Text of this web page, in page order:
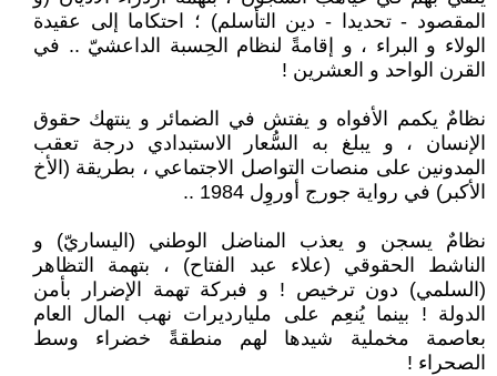
المقصود - تحديدا - دين التأسلم) ؛ احتكاما إلى عقيدة
الولاء و البراء ، و إقامةً لنظام الحِسبة الداعشيّ .. في
القرن الواحد و العشرين !
نظامٌ يكمم الأفواه و يفتش في الضمائر و ينتهك حقوق
الإنسان ، و يبلغ به السُّعار الاستبدادي درجة تعقب
المدونين على منصات التواصل الاجتماعي ، بطريقة (الأخ
الأكبر) في رواية جورج أوروِل 1984 ..
نظامٌ يسجن و يعذب المناضل الوطني (اليساريّ) و
الناشط الحقوقي (علاء عبد الفتاح) ، بتهمة التظاهر
(السلمي) دون ترخيص ! و فبركة تهمة الإضرار بأمن
الدولة ! بينما يُنعِم على مليارديرات نهب المال العام
بعاصمة مخملية شيدها لهم منطقةً خضراء وسط
الصحراء !